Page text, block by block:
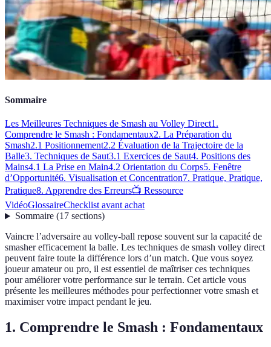
Sommaire
Les Meilleures Techniques de Smash au Volley Direct1.
Comprendre le Smash : Fondamentaux2. La Préparation du
Smash2.1 Positionnement2.2 Évaluation de la Trajectoire de la
Balle3. Techniques de Saut3.1 Exercices de Saut4. Positions des
Mains4.1 La Prise en Main4.2 Orientation du Corps5. Fenêtre
d’Opportunité6. Visualisation et Concentration7. Pratique, Pratique,
Pratique8. Apprendre des Erreurs📺 Ressource
VidéoGlossaireChecklist avant achat
Sommaire(17 sections)
Vaincre l’adversaire au volley-ball repose souvent sur la capacité de
smasher efficacement la balle. Les techniques de smash volley direct
peuvent faire toute la différence lors d’un match. Que vous soyez
joueur amateur ou pro, il est essentiel de maîtriser ces techniques
pour améliorer votre performance sur le terrain. Cet article vous
présente les meilleures méthodes pour perfectionner votre smash et
maximiser votre impact pendant le jeu.
1. Comprendre le Smash : Fondamentaux